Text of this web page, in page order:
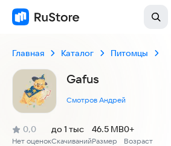
Главная Каталог Питомцы
Gafus
Смотров Андрей
Рейтинг:
0,0
(
Нет оценок
)
Скачиваний
до 1 тыс
Размер
46.5 MB
Возраст
0+